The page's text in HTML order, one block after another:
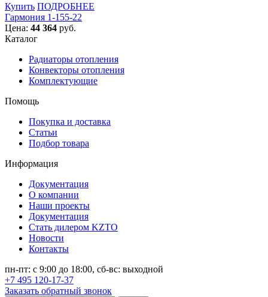
Купить ПОДРОБНЕЕ
Гармония 1-155-22
Цена: 44 364 руб.
Каталог
Радиаторы отопления
Конвекторы отопления
Комплектующие
Помощь
Покупка и доставка
Статьи
Подбор товара
Информация
Документация
О компании
Наши проекты
Документация
Стать дилером KZTO
Новости
Контакты
пн-пт: с 9:00 до 18:00, сб-вс: выходной
+7 495 120-17-37
Заказать обратный звонок